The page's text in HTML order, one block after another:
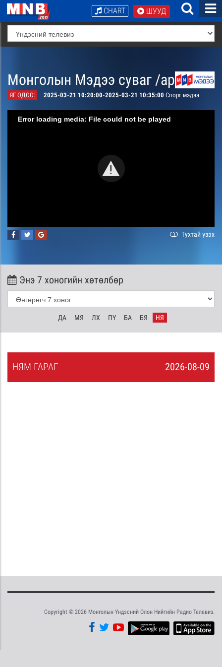
ШУУД
CHART
Монголын Мэдээ суваг /архив/
ЯГ ОДОО: 2025-03-21 10:20:00-2025-03-21 10:35:00 Спорт мэдээ
Error loading media: File could not be played
Тухтай үзэх
Энэ 7 хоногийн хөтөлбөр
ДА МЯ ЛХ ПҮ БА БЯ НЯ
2026-08-09
НЯМ ГАРАГ
Copyright © 2026 Монголын Үндэсний Олон Нийтийн Радио Телевиз.